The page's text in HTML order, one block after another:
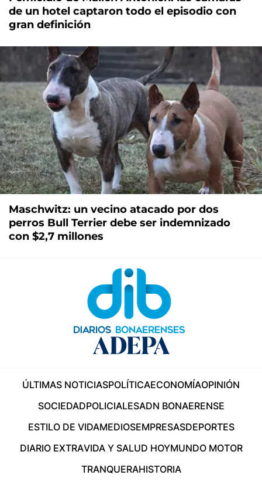
de un hotel captaron todo el episodio con
gran definición
Maschwitz: un vecino atacado por dos
perros Bull Terrier debe ser indemnizado
con $2,7 millones
ÚLTIMAS NOTICIASPOLÍTICAECONOMÍAOPINIÓN
SOCIEDADPOLICIALESADN BONAERENSE
ESTILO DE VIDAMEDIOSEMPRESASDEPORTES
DIARIO EXTRAVIDA Y SALUD HOYMUNDO MOTOR
TRANQUERAHISTORIA